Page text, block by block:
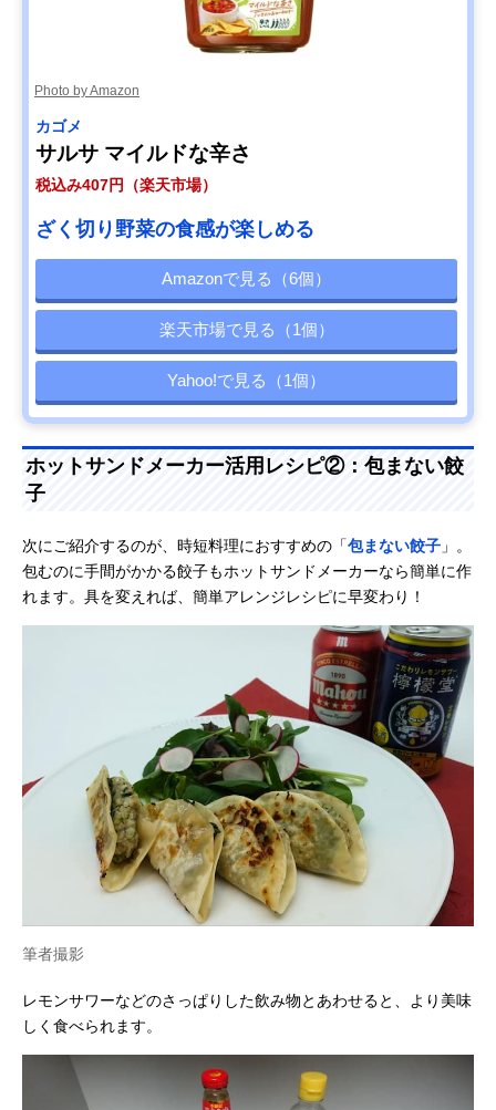
Photo by Amazon
カゴメ
サルサ マイルドな辛さ
税込み407円（楽天市場）
ざく切り野菜の食感が楽しめる
Amazonで見る（6個）
楽天市場で見る（1個）
Yahoo!で見る（1個）
ホットサンドメーカー活用レシピ②：包まない餃
子
次にご紹介するのが、時短料理におすすめの「包まない餃子 」。
包むのに手間がかかる餃子もホットサンドメーカーなら簡単に作
れます。具を変えれば、簡単アレンジレシピに早変わり！
筆者撮影
レモンサワーなどのさっぱりした飲み物とあわせると、より美味
しく食べられます。